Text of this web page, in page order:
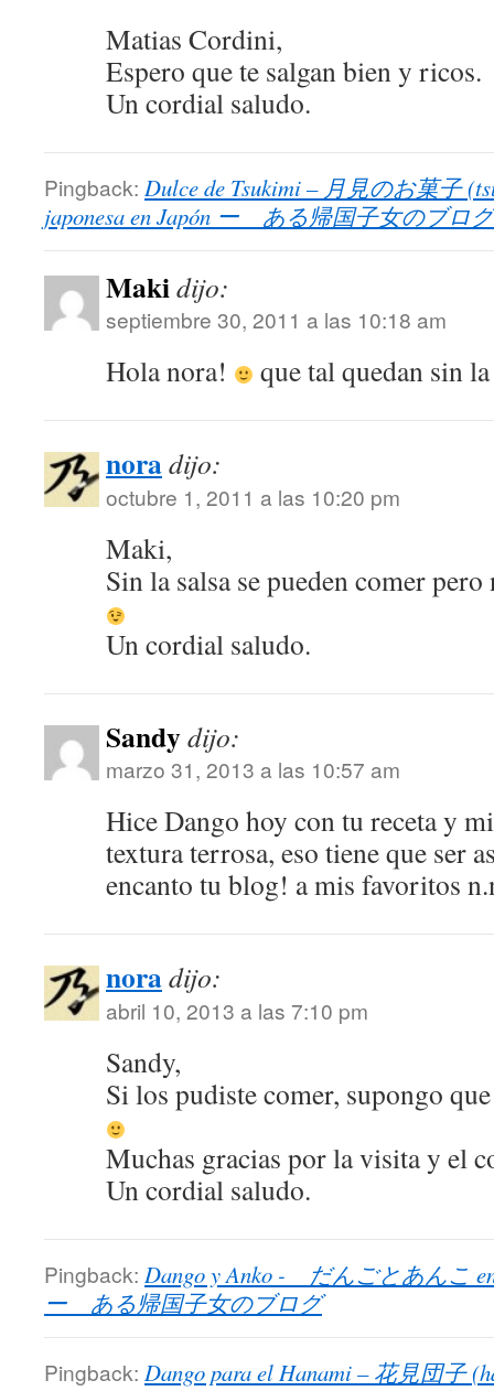
Matias Cordini,
Espero que te salgan bien y ricos.
Un cordial saludo.
Pingback: Dulce de Tsukimi – 月見のお菓子
japonesa en Japón ー ある帰国子女のブログ
Makidijo:
septiembre 30, 2011 a las 10:18 am
Hola nora! que tal quedan sin
noradijo:
octubre 1, 2011 a las 10:20 pm
Maki,
Sin la salsa se pueden comer
Un cordial saludo.
Sandydijo:
marzo 31, 2013 a las 10:57 am
Hice Dango hoy con tu receta y
textura terrosa, eso tiene que ser
encanto tu blog! a mis favoritos
noradijo:
abril 10, 2013 a las 7:10 pm
Sandy,
Si los pudiste comer, supongo
Muchas gracias por la visita y el
Un cordial saludo.
Pingback: Dango y Anko - だんごとあんこ en
ー ある帰国子女のブログ
Pingback: Dango para el Hanami – 花見団子